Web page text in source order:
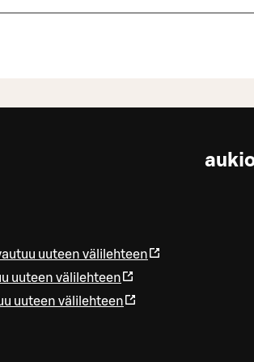
uuteen välilehteen
uuteen välilehteen
uuteen välilehteen